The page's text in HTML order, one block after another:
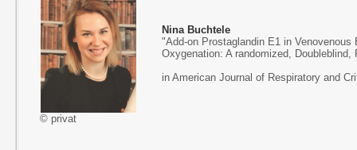
© privat
Nina Buchtele
"Add-on Prostaglandin E1 in Venovenous
Oxygenation: A randomized,
in American Journal of Respiratory and